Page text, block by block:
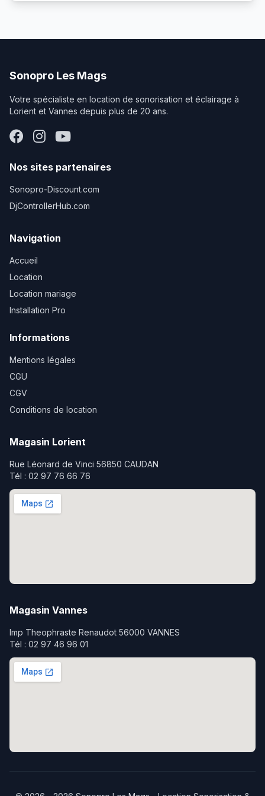
idéal pour les soirées karaoké, les mariages, les
plusieurs personnes doivent prendre la parole ou
chanter. Facile à installer et à utiliser, il suffit de connecter
le récepteur à la table de mixage ou au système de
sonorisation pour profiter immédiatement des deux
Mags, ce système micro HF double est parfait pour les
événements, animations et prises de parole.
Sonopro Les Mags
Votre spécialiste en location de sonorisation et éclairage à
Lorient et Vannes depuis plus de 20 ans.
Nos sites partenaires
Sonopro-Discount.com
DjControllerHub.com
Navigation
Accueil
Location
Location mariage
Installation Pro
Informations
Mentions légales
CGU
CGV
Conditions de location
Magasin Lorient
Rue Léonard de Vinci 56850 CAUDAN
Tél : 02 97 76 66 76
Magasin Vannes
Imp Theophraste Renaudot 56000 VANNES
Tél : 02 97 46 96 01